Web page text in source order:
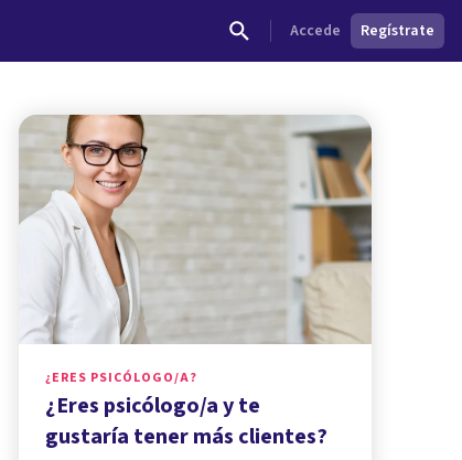
Accede Regístrate
¿ERES PSICÓLOGO/A?
¿Eres psicólogo/a y te
gustaría tener más clientes?